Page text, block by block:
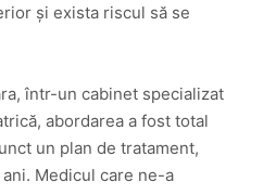
și exista riscul să se
într-un cabinet specializat
abordarea a fost total
un plan de tratament,
Medicul care ne-a